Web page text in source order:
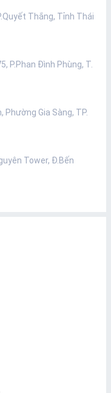
Thắng, Tỉnh Thái
P.Phan Đình Phùng, T.
Phường Gia Sàng, TP.
Tower, Đ.Bến